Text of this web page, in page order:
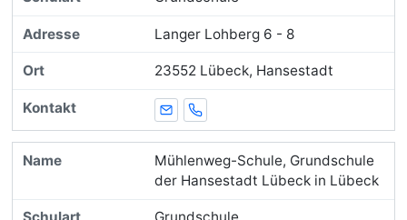
Langer Lohberg 6 - 8
23552 Lübeck, Hansestadt
E-MailTelefon
Mühlenweg-Schule, Grundschule
der Hansestadt Lübeck in Lübeck